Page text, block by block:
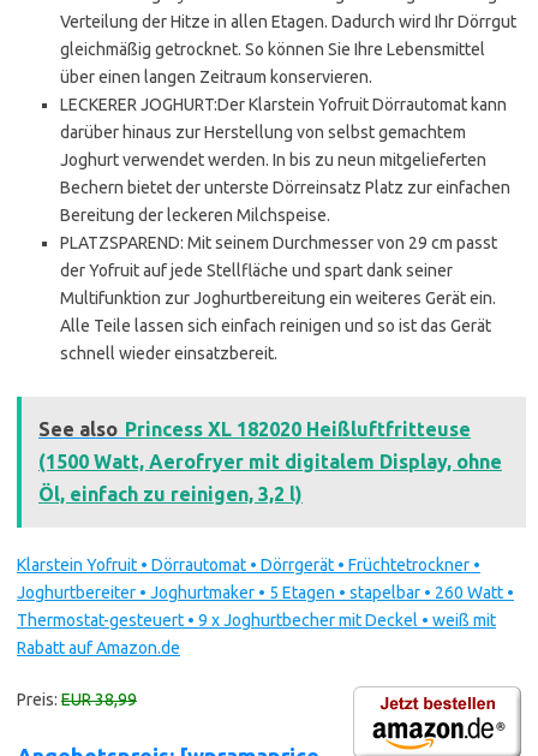
Verteilung der Hitze in allen Etagen. Dadurch wird Ihr Dörrgut
gleichmäßig getrocknet. So können Sie Ihre Lebensmittel
über einen langen Zeitraum konservieren.
LECKERER JOGHURT:Der Klarstein Yofruit Dörrautomat kann
darüber hinaus zur Herstellung von selbst gemachtem
Joghurt verwendet werden. In bis zu neun mitgelieferten
Bechern bietet der unterste Dörreinsatz Platz zur einfachen
Bereitung der leckeren Milchspeise.
PLATZSPAREND: Mit seinem Durchmesser von 29 cm passt
der Yofruit auf jede Stellfläche und spart dank seiner
Multifunktion zur Joghurtbereitung ein weiteres Gerät ein.
Alle Teile lassen sich einfach reinigen und so ist das Gerät
schnell wieder einsatzbereit.
See also Princess XL 182020 Heißluftfritteuse
(1500 Watt, Aerofryer mit digitalem Display, ohne
Öl, einfach zu reinigen, 3,2 l)
Klarstein Yofruit • Dörrautomat • Dörrgerät • Früchtetrockner •
Joghurtbereiter • Joghurtmaker • 5 Etagen • stapelbar • 260 Watt •
Thermostat-gesteuert • 9 x Joghurtbecher mit Deckel • weiß mit
Rabatt auf Amazon.de
Preis: EUR 38,99